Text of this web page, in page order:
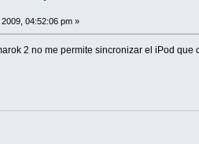
2009, 04:52:06 pm »
2 no me permite sincronizar el iPod